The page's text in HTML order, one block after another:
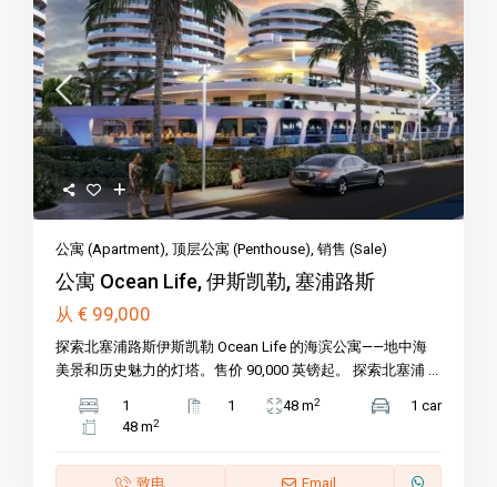
公寓 (Apartment),顶层公寓 (Penthouse),销售 (Sale)
公寓 Ocean Life, 伊斯凯勒, 塞浦路斯
从 € 99,000
探索北塞浦路斯伊斯凯勒 Ocean Life 的海滨公寓——地中海
美景和历史魅力的灯塔。售价 90,000 英镑起。 探索北塞浦 ...
1 1 48 m2
1 car
48 m2
致电 Email